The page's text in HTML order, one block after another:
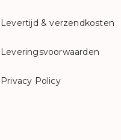
Levertijd & verzendkosten
Leveringsvoorwaarden
Privacy Policy